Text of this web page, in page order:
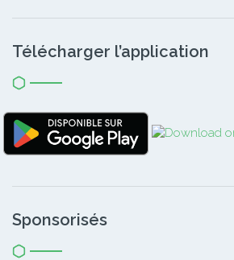
Télécharger l’application
Sponsorisés